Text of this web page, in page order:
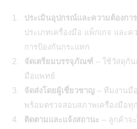
ประเมินอุปกรณ์และความต้องการ
ประเภทเครื่องมือ แพ็กเกจ และ
การป้องกันกระแทก
จัดเตรียมบรรจุภัณฑ์ – ใช้วัสดุกัน
มือแพทย์
จัดส่งโดยผู้เชี่ยวชาญ – ทีมงานมื
พร้อมตรวจสอบสภาพเครื่องมือทุ
ติดตามและแจ้งสถานะ – ลูกค้าจ